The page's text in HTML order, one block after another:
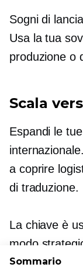
Sogni di
Usa la tua
produzione o
Scala
Espandi le
a coprire
di traduzione.
La chiave è
modo
Sommario